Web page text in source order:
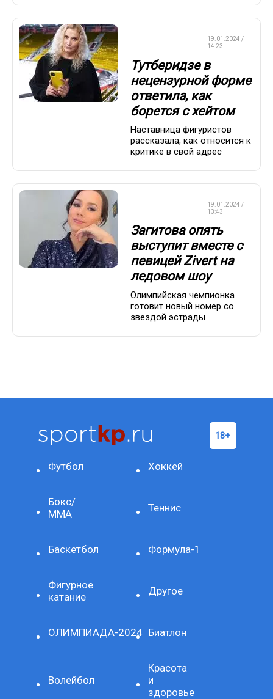
19.01.2024 /
14:23
Тутберидзе в
нецензурной форме
ответила, как
борется с хейтом
Наставница фигуристов
рассказала, как относится к
критике в свой адрес
19.01.2024 /
13:43
Загитова опять
выступит вместе с
певицей Zivert на
ледовом шоу
Олимпийская чемпионка
готовит новый номер со
звездой эстрады
Футбол Хоккей
Бокс/
ММА
Теннис
Баскетбол Формула-1
Фигурное
катание
Другое
ОЛИМПИАДА-2024 Биатлон
Волейбол
Красота
и
здоровье